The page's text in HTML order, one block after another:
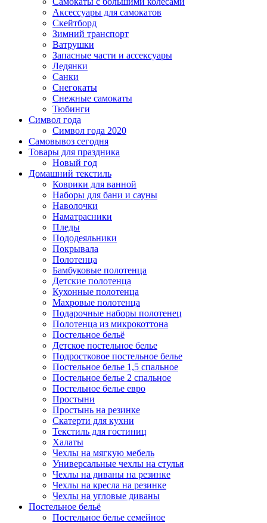
Аксессуары для самокатов
Скейтборд
Зимний транспорт
Ватрушки
Запасные части и ассексуары
Ледянки
Санки
Снегокаты
Снежные самокаты
Тюбинги
Символ года
Символ года 2020
Самовывоз сегодня
Товары для праздника
Новый год
Домашний текстиль
Коврики для ванной
Наборы для бани и сауны
Наволочки
Наматрасники
Пледы
Пододеяльники
Покрывала
Полотенца
Бамбуковые полотенца
Детские полотенца
Кухонные полотенца
Махровые полотенца
Подарочные наборы полотенец
Полотенца из микрокоттона
Постельное бельё
Детское постельное белье
Подростковое постельное белье
Постельное белье 1,5 спальное
Постельное белье 2 спальное
Постельное белье евро
Простыни
Простынь на резинке
Скатерти для кухни
Текстиль для гостиниц
Халаты
Чехлы на мягкую мебель
Универсальные чехлы на стулья
Чехлы на диваны на резинке
Чехлы на кресла на резинке
Чехлы на угловые диваны
Постельное бельё
Постельное белье семейное